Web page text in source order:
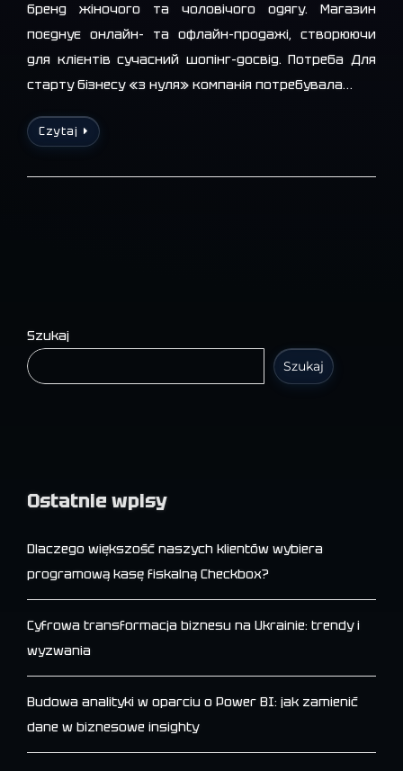
бренд жіночого та чоловічого одягу. Магазин
поєднує онлайн- та офлайн-продажі, створюючи
для клієнтів сучасний шопінг-досвід. Потреба Для
старту бізнесу «з нуля» компанія потребувала…
Czytaj
Szukaj
Szukaj
Ostatnie wpisy
Dlaczego większość naszych klientów wybiera
programową kasę fiskalną Checkbox?
Cyfrowa transformacja biznesu na Ukrainie: trendy i
wyzwania
Budowa analityki w oparciu o Power BI: jak zamienić
dane w biznesowe insighty